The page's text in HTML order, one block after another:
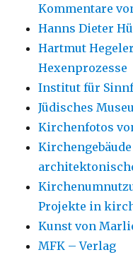
Kommentare
Hanns Dieter
Hartmut
Hexenprozesse
Institut für
Jüdisches
Kirchenfotos
Projekte in
Kunst von
MFK – Verlag